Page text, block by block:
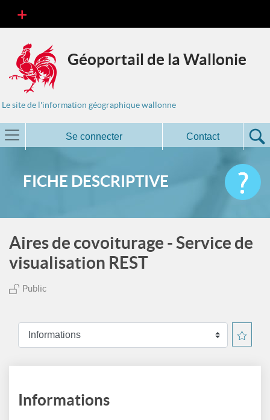
Géoportail de la Wallonie
Le site de l'information géographique wallonne
Se connecter Contact
FICHE DESCRIPTIVE
Aires de covoiturage - Service de
visualisation REST
Public
Informations